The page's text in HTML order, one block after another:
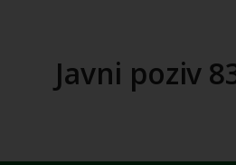
Javni poziv